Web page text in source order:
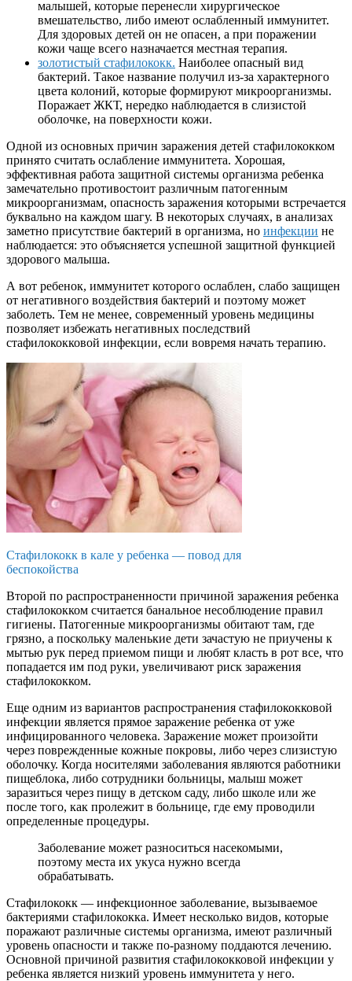
малышей, которые перенесли хирургическое
вмешательство, либо имеют ослабленный иммунитет.
Для здоровых детей он не опасен, а при поражении
кожи чаще всего назначается местная терапия.
золотистый стафилококк. Наиболее опасный вид
бактерий. Такое название получил из-за характерного
цвета колоний, которые формируют микроорганизмы.
Поражает ЖКТ, нередко наблюдается в слизистой
оболочке, на поверхности кожи.
Одной из основных причин заражения детей стафилококком
принято считать ослабление иммунитета. Хорошая,
эффективная работа защитной системы организма ребенка
замечательно противостоит различным патогенным
микроорганизмам, опасность заражения которыми встречается
буквально на каждом шагу. В некоторых случаях, в анализах
заметно присутствие бактерий в организма, но инфекции не
наблюдается: это объясняется успешной защитной функцией
здорового малыша.
А вот ребенок, иммунитет которого ослаблен, слабо защищен
от негативного воздействия бактерий и поэтому может
заболеть. Тем не менее, современный уровень медицины
позволяет избежать негативных последствий
стафилококковой инфекции, если вовремя начать терапию.
Стафилококк в кале у ребенка — повод для
беспокойства
Второй по распространенности причиной заражения ребенка
стафилококком считается банальное несоблюдение правил
гигиены. Патогенные микроорганизмы обитают там, где
грязно, а поскольку маленькие дети зачастую не приучены к
мытью рук перед приемом пищи и любят класть в рот все, что
попадается им под руки, увеличивают риск заражения
стафилококком.
Еще одним из вариантов распространения стафилококковой
инфекции является прямое заражение ребенка от уже
инфицированного человека. Заражение может произойти
через поврежденные кожные покровы, либо через слизистую
оболочку. Когда носителями заболевания являются работники
пищеблока, либо сотрудники больницы, малыш может
заразиться через пищу в детском саду, либо школе или же
после того, как пролежит в больнице, где ему проводили
определенные процедуры.
Заболевание может разноситься насекомыми,
поэтому места их укуса нужно всегда
обрабатывать.
Стафилококк — инфекционное заболевание, вызываемое
бактериями стафилококка. Имеет несколько видов, которые
поражают различные системы организма, имеют различный
уровень опасности и также по-разному поддаются лечению.
Основной причиной развития стафилококковой инфекции у
ребенка является низкий уровень иммунитета у него.